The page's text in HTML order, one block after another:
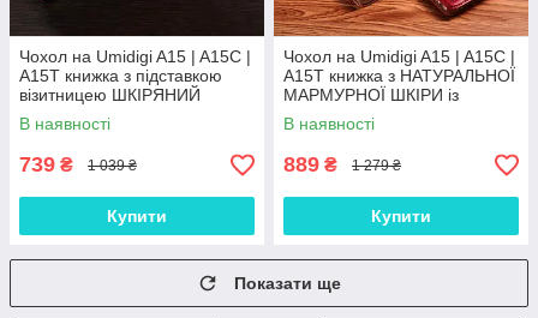
Чохол на Umidigi A15 | A15C |
A15T книжка з підставкою
візитницею ШКІРЯНИЙ
протиударний магнітний
"VERSANO"
В наявності
739 ₴ 1 039 ₴
Купити
Чохол на Umidigi A15 | A15C |
A15T книжка з НАТУРАЛЬНОЇ
МАРМУРНОЇ ШКІРИ із
підставкою протиударний
магнітний "MARBLE"
В наявності
889 ₴ 1 279 ₴
Купити
Показати ще